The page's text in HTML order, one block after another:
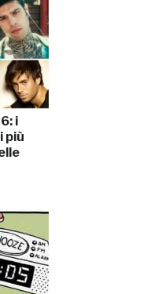
i
più